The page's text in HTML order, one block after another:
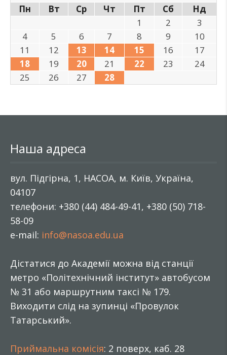
Пн
Вт Ср Чт Пт Сб
Нд
1
2
3
4
5 6 7 8 9
10
11
12 13 14 15 16
17
18
19 20 21 22 23
24
25
26 27 28
Наша адреса
вул. Підгірна, 1, НАСОА, м. Київ, Україна,
04107
телефони: +380 (44) 484-49-41, +380 (50) 718-
58-09
e-mail: info@nasoa.edu.ua
Дістатися до Академії можна від станції
метро «Політехнічний інститут» автобусом
№ 31 або маршрутним таксі № 179.
Виходити слід на зупинці «Провулок
Татарський».
Приймальна комісія: 2 поверх, каб. 28